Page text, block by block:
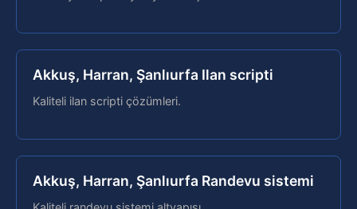
Akkuş, Harran, Şanlıurfa Ilan scripti
Kaliteli ilan scripti çözümleri.
Akkuş, Harran, Şanlıurfa Randevu sistemi